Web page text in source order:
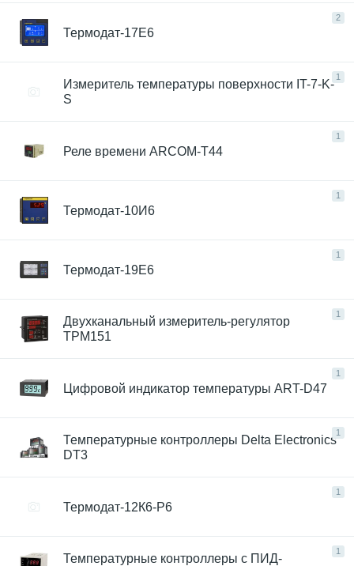
2
Термодат-17Е6
1
Измеритель температуры поверхности IT-7-K-
S
1
Реле времени ARCOM-T44
1
Термодат-10И6
1
Термодат-19E6
1
Двухканальный измеритель-регулятор
ТРМ151
1
Цифровой индикатор температуры ART-D47
1
Температурные контроллеры Delta Electronics
DT3
1
Термодат-12К6-Р6
1
Температурные контроллеры с ПИД-